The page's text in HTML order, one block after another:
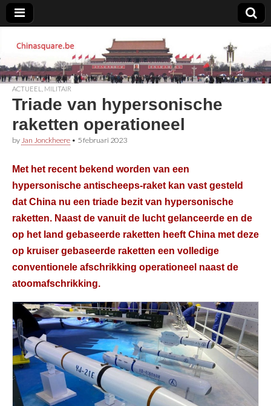
Chinasquare.be
ACTUEEL MILITAIR
Triade van hypersonische
raketten operationeel
by Jan Jonckheere • 5 februari 2023
Met het recent bekend worden van een
hypersonische antischeeps-raket kan vast gesteld
dat China nu een triade bezit van hypersonische
raketten. Naast de vanuit de lucht gelanceerde en de
op het land gebaseerde raketten heeft China met deze
op kruiser gebaseerde raketten een volledige
conventionele afschrikking operationeel naast de
atoomafschrikking.